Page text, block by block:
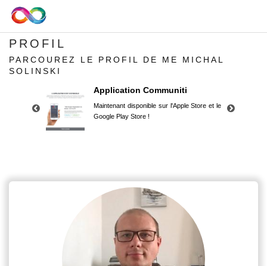
PROFIL
PARCOUREZ LE PROFIL DE ME MICHAL
SOLINSKI
Application Communiti
Maintenant disponible sur l'Apple Store et le
Google Play Store !
Google Play Store !